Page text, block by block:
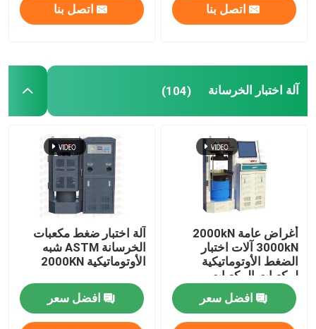
اتصل بنا اتصل بنا
آلة اختبار الخرسانة (104)
أغراض عامة 2000kN
3000kN آلات اختبار
الضغط الأوتوماتيكية
لمكعبات المكعبات
افضل سعر
آلة اختبار ضغط مكعبات
الخرسانة ASTM شبه
الأوتوماتيكية 2000KN
افضل سعر